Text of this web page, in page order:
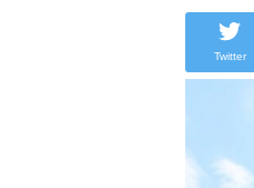
Twitter